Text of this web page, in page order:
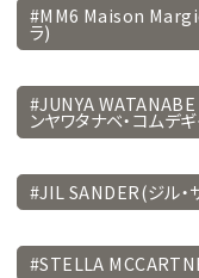
#MM6 Maison
ラ)
#JUNYA
ンヤワタナベ・コムデギ
#JIL SANDER(ジル・
#STELLA